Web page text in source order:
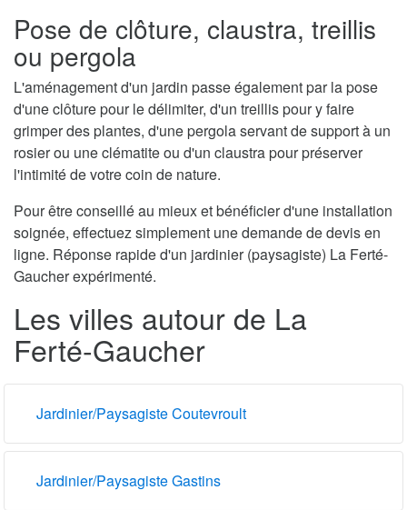
Pose de clôture, claustra, treillis
ou pergola
L'aménagement d'un jardin passe également par la pose
d'une clôture pour le délimiter, d'un treillis pour y faire
grimper des plantes, d'une pergola servant de support à un
rosier ou une clématite ou d'un claustra pour préserver
l'intimité de votre coin de nature.
Pour être conseillé au mieux et bénéficier d'une installation
soignée, effectuez simplement une demande de devis en
ligne. Réponse rapide d'un jardinier (paysagiste) La Ferté-
Gaucher expérimenté.
Les villes autour de La
Ferté-Gaucher
Jardinier/Paysagiste Coutevroult
Jardinier/Paysagiste Gastins